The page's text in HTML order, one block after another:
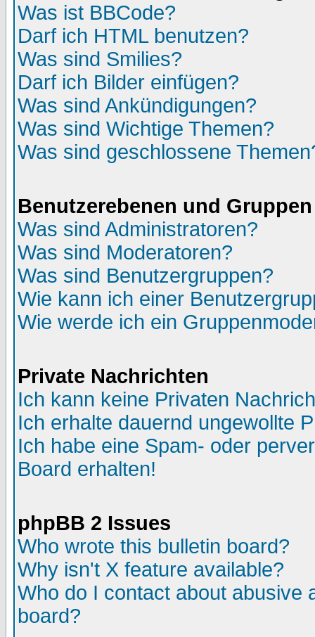
Was ist BBCode?
Darf ich HTML benutzen?
Was sind Smilies?
Darf ich Bilder einfügen?
Was sind Ankündigungen?
Was sind Wichtige Themen?
Was sind geschlossene
Benutzerebenen und Gruppen
Was sind Administratoren?
Was sind Moderatoren?
Was sind Benutzergruppen?
Wie kann ich einer
Wie werde ich ein
Private Nachrichten
Ich kann keine Privaten
Ich erhalte dauernd ungewollte
Ich habe eine Spam- oder
Board erhalten!
phpBB 2 Issues
Who wrote this bulletin board?
Why isn't X feature available?
Who do I contact about abusive
board?